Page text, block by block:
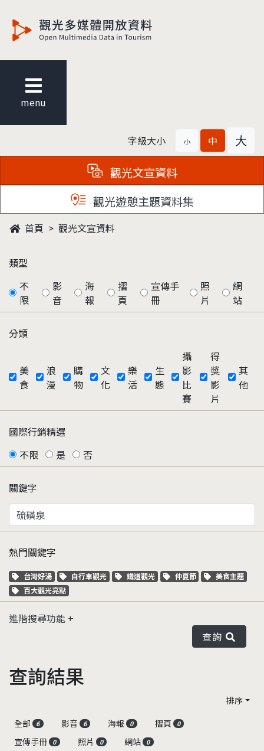
menu
字級大小 小 中 大
觀光文宣資料
觀光遊憩主題資料集
首頁 觀光文宣資料
類型
不
限
影
音
海
報
摺
頁
宣傳手
冊
照
片
網
站
分類
美
食
浪
漫
購
物
文
化
樂
活
生
態
攝
影
比
賽
得
獎
影
片
其
他
國際行銷精選
不限
是 否
關鍵字
熱門關鍵字
關鍵字標籤
台灣好湯 關鍵字標籤
自行車觀光 關鍵字標籤
鐵道觀光 關鍵字標籤
仲夏節 關鍵字標籤
美食主題
關鍵字標籤
百大觀光亮點
進階搜尋功能
查詢
查詢結果
排序
全部
6 影音 6 海報 0 摺頁 0
宣傳手冊 0 照片 0 網站 0